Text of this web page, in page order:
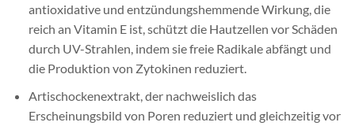
antioxidative und entzündungshemmende Wirkung, die
reich an Vitamin E ist, schützt die Hautzellen vor Schäden
durch UV-Strahlen, indem sie freie Radikale abfängt und
die Produktion von Zytokinen reduziert.
Artischockenextrakt, der nachweislich das
Erscheinungsbild von Poren reduziert und gleichzeitig vor